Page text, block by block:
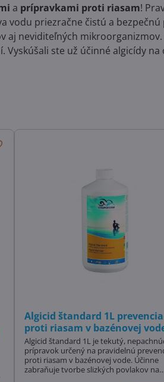
a prípravkami proti riasam!
vodu priezračne čistú a bezpečnú
aj neviditeľných mikroorganizmov.
ste už účinné algicídy na
Algicid štandard 1L prevencia
proti riasam v bazénovej
Algicid štandard 1L je tekutý,
prípravok určený na pravidelnú
proti riasam v bazénovej vode. Účinne
zabraňuje tvorbe slizkých povlakov na